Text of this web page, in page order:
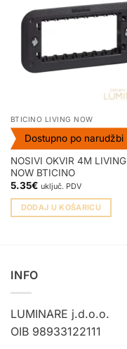
BTICINO LIVING NOW
Dostupno po narudžbi
NOSIVI OKVIR 4M LIVING
NOW BTICINO
5.35€ uključ. PDV
DODAJ U KOŠARICU
INFO
LUMINARE j.d.o.o.
OIB 98933122111